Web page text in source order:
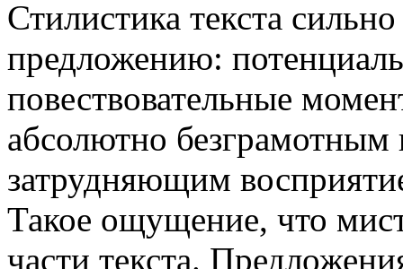
Стилистика текста
предложению:
повествовательные
абсолютно безграмотным
затрудняющим
Такое ощущение, что
части текста.